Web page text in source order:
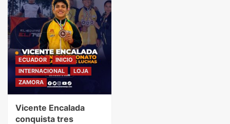
ECUADOR
INICIO
INTERNACIONAL
LOJA
ZAMORA
Vicente Encalada
conquista tres